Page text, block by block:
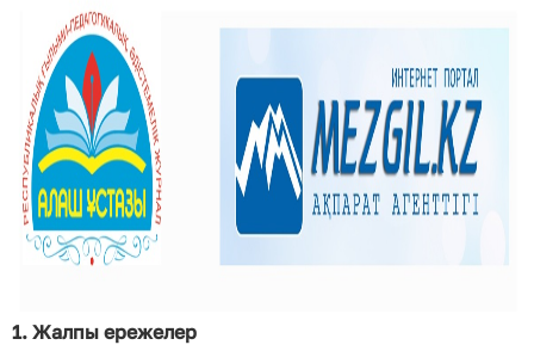
1. Жалпы ережелер